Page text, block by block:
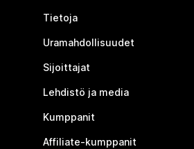
Tietoja
Uramahdollisuudet
Sijoittajat
Lehdistö ja media
Kumppanit
Affiliate-kumppanit